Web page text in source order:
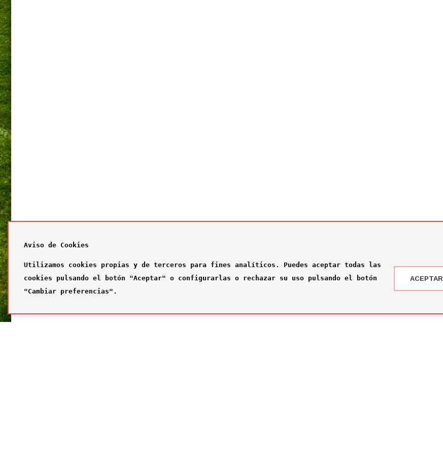
Aviso de Cookies
Utilizamos cookies propias y de terceros para fines analíticos. Puedes aceptar todas las
cookies pulsando el botón "Aceptar" o configurarlas o rechazar su uso pulsando el botón
"Cambiar preferencias".
ACEPTAR